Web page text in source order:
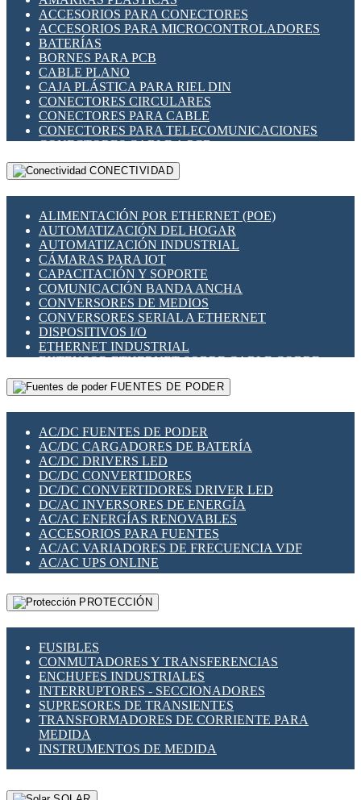
INDICADORES PARA PANEL
INTERFACES DE RELÉ
INTERRUPTORES FIN DE CARRERA
LLAVES CONMUTADORAS
MEDIDORES DE ENERGÍA Y TC'S DE CORRIENTE
MOTORES PASO A PASO
PANTALLAS HMI
PLC -CONTROLADORES LÓGICO PROGRAMABLES
PROGRAMADORES DE HORARIO
RELÉS DE PROTECCIÓN
SENSORES CAPACITIVOS
SENSORES INDUCTIVOS
TEMPORIZADORES
VARIACS
VARIADORES DE FRECUENCIA [VDF]
SECCIONADORES - INTERRUPTORES
MAQUINARIA
ACCESORIOS PARA CONECTORES
ACCESORIOS PARA MICROCONTROLADORES
BATERÍAS
BORNES PARA PCB
CABLE PLANO
CAJA PLÁSTICA PARA RIEL DIN
CONECTORES CIRCULARES
CONECTORES PARA CABLE
CONECTORES PARA TELECOMUNICACIONES
CONECTORES CABLE A PCB
CONECTORES PCB A CABLE
DIP SWITCHES
HERRAMIENTAS VARIAS
ILUMINACIÓN LED
INTERRUPTORES REED
INTERFACES DE RELÉ
OTROS RELÉS
PROTECCIÓN TÉRMICA
RELÉS AUTOMOTRICES
RELÉS DE SEÑAL
RELÉS DE ESTADO SÓLIDO SSR
RELÉS INDUSTRIALES
RELÉS MINIATURA DE POTENCIA
SENSORES MAGNÉTICOS
SWITCH Y MICROSWITCH
TARJETAS PI
UNIÓN Y DERIVACIÓN DE CABLE
CONECTIVIDAD
ALIMENTACIÓN POR ETHERNET (POE)
AUTOMATIZACIÓN DEL HOGAR
AUTOMATIZACIÓN INDUSTRIAL
CÁMARAS PARA IOT
CAPACITACIÓN Y SOPORTE
COMUNICACIÓN BANDA ANCHA
CONVERSORES DE MEDIOS
CONVERSORES SERIAL A ETHERNET
DISPOSITIVOS I/O
ETHERNET INDUSTRIAL
EXTENSOR ETHERNET SOBRE CABLE COBRE
GATEWAY LORAWAN
GESTIÓN DE REDES
PLACAS MODULARES IOT
SWITCHES Y REDES WIFI
SOLUCIONES IOT
SOLUCIONES LORAWAN
SOLUCIONES RED CELULAR
SEGURIDAD PARA REDES
SWITCHES LAN
TELEFONÍA IP (VOIP)
VIGILANCIA IP (CCTV)
MESHTASTIC
FUENTES DE PODER
AC/DC FUENTES DE PODER
AC/DC CARGADORES DE BATERÍA
AC/DC DRIVERS LED
DC/DC CONVERTIDORES
DC/DC CONVERTIDORES DRIVER LED
DC/AC INVERSORES DE ENERGÍA
AC/AC ENERGÍAS RENOVABLES
ACCESORIOS PARA FUENTES
AC/AC VARIADORES DE FRECUENCIA VDF
AC/AC UPS ONLINE
PROTECCIÓN
FUSIBLES
CONMUTADORES Y TRANSFERENCIAS
ENCHUFES INDUSTRIALES
INTERRUPTORES - SECCIONADORES
SUPRESORES DE TRANSIENTES
TRANSFORMADORES DE CORRIENTE PARA
MEDIDA
INSTRUMENTOS DE MEDIDA